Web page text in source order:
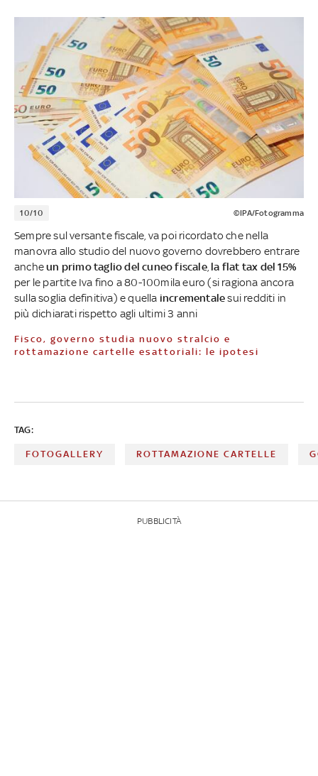
10/10 ©IPA/Fotogramma
Sempre sul versante fiscale, va poi ricordato che nella
manovra allo studio del nuovo governo dovrebbero entrare
ancheun primo taglio del cuneo fiscale, la flat tax del 15%
per le partite Iva fino a 80-100mila euro (si ragiona ancora
sulla soglia definitiva) e quella incrementalesui redditi in
più dichiarati rispetto agli ultimi 3 anni
Fisco, governo studia nuovo stralcio e
rottamazione cartelle esattoriali: le ipotesi
TAG:
FOTOGALLERY ROTTAMAZIONE CARTELLE
PUBBLICITÀ